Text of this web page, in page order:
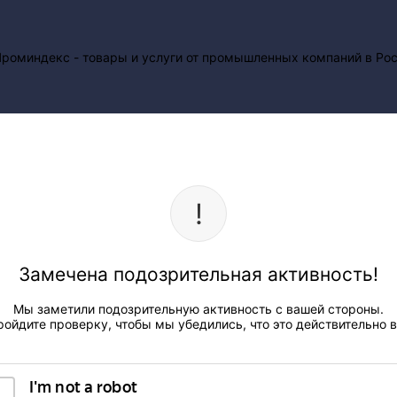
Замечена подозрительная активность!
Мы заметили подозрительную активность с вашей стороны.
проверку, чтобы мы убедились, что это действительно